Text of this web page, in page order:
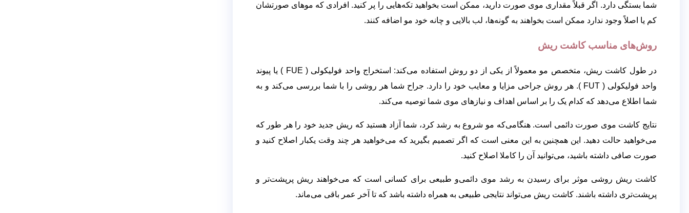
شما بستگی دارد. اگر قبلاً مقداری موی صورت دارید، ممکن است بخواهید تکه‌هایی را پر کنید. افرادی که موهای صورتشان
کم یا اصلاً وجود ندارد ممکن است بخواهند به گونه‌ها، لب بالایی و چانه خود مو اضافه کنند.
روش‌های مناسب کاشت ریش
در طول کاشت ریش، متخصص مو معمولاً از یکی از دو روش استفاده می‌کند: استخراج واحد فولیکولی ( FUE ) یا پیوند
واحد فولیکولی ( FUT ). هر روش جراحی مزایا و معایب خود را دارد. جراح شما هر روشی را با شما بررسی می‌کند و به
شما اطلاع می‌دهد که کدام یک را بر اساس اهداف و نیازهای موی شما توصیه می‌کند.
نتایج کاشت موی صورت دائمی است. هنگامی‌که مو شروع به رشد کرد، شما آزاد هستید که ریش جدید خود را هر طور که
می‌خواهید حالت دهید. این همچنین به این معنی است که اگر تصمیم بگیرید که می‌خواهید هر چند وقت یکبار اصلاح کنید و
صورت صافی داشته باشید، می‌توانید آن را کاملا اصلاح کنید.
کاشت ریش روشی موثر برای رسیدن به رشد موی دائمی‌و طبیعی برای کسانی است که می‌خواهند ریش پرپشت‌تر و
پرپشت‌تری داشته باشند. کاشت ریش می‌تواند نتایجی طبیعی به همراه داشته باشد که تا آخر عمر باقی می‌ماند.